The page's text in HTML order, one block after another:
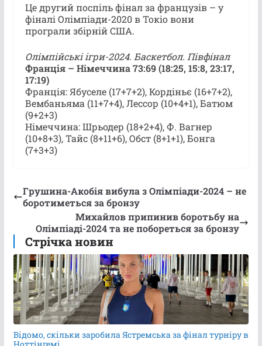
Це другий поспіль фінал за французів – у
фіналі Олімпіади-2020 в Токіо вони
програли збірній США.
Олімпійські ігри-2024. Баскетбол. Півфінал
Франція – Німеччина 73:69 (18:25, 15:8, 23:17,
17:19)
Франція: Ябуселе (17+7+2), Кордіньє (16+7+2),
Вембаньяма (11+7+4), Лессор (10+4+1), Батюм
(9+2+3)
Німеччина: Шрьодер (18+2+4), Ф. Вагнер
(10+8+3), Тайс (8+11+6), Обст (8+1+1), Бонга
(7+3+3)
Грушина-Акобія вибула з Олімпіади-2024 – не
боротиметься за бронзу
Михайлов припинив боротьбу на
Олімпіаді-2024 та не побореться за бронзу
Стрічка новин
Відомо, скільки заробила Ястремська за фінал турніру в